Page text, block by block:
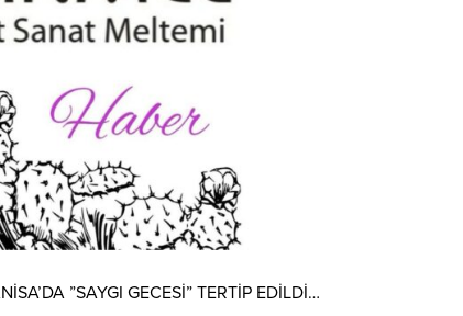
”SAYGI GECESİ” TERTİP EDİLDİ…